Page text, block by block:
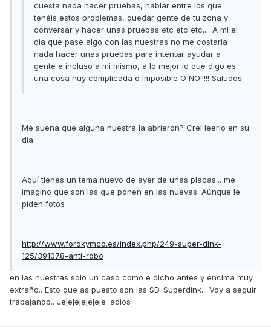
cuesta nada hacer pruebas, hablar entre los que
tenéis estos problemas, quedar gente de tu zona y
conversar y hacer unas pruebas etc etc etc.... A mi el
dia que pase algo con las nuestras no me costaria
nada hacer unas pruebas para intentar ayudar a
gente e incluso a mi mismo, a lo mejor lo que digo es
una cosa nuy complicada o imposible O NO!!!!! Saludos
Me suena que alguna nuestra la abrieron? Creí leerlo en su
día
Aquí tienes un tema nuevo de ayer de unas placas... me
imagino que son las que ponen en las nuevas. Aúnque le
piden fotos
http://www.forokymco.es/index.php/249-super-dink-
125/391078-anti-robo
en las nuestras solo un caso como e dicho antes y encima muy
extraño.. Esto que as puesto son las SD. Superdink... Voy a seguir
trabajando.. Jejejejejejeje :adios